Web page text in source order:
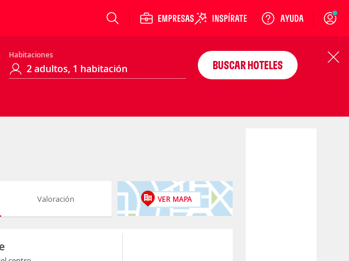
Login
Habitaciones
BUSCAR HOTELES
Valoración VER MAPA